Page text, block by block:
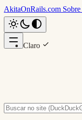
AkitaOnRails.com Sobre
Claro
Instalando Phusion